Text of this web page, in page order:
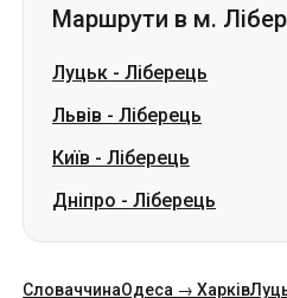
Маршрути в м.
Луцьк - Ліберець
Львів - Ліберець
Київ - Ліберець
Дніпро - Ліберець
СловаччинаОдеса → Харків